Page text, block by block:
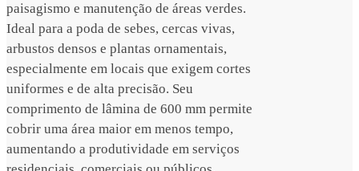
paisagismo e manutenção de áreas verdes.
Ideal para a poda de sebes, cercas vivas,
arbustos densos e plantas ornamentais,
especialmente em locais que exigem cortes
uniformes e de alta precisão. Seu
comprimento de lâmina de 600 mm permite
cobrir uma área maior em menos tempo,
aumentando a produtividade em serviços